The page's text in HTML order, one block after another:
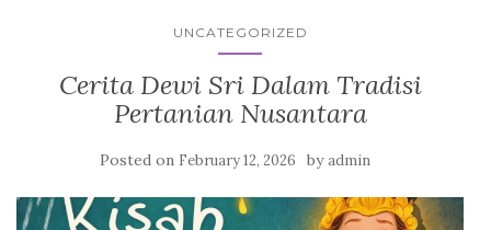
UNCATEGORIZED
Cerita Dewi Sri Dalam Tradisi
Pertanian Nusantara
Posted on February 12, 2026 byadmin